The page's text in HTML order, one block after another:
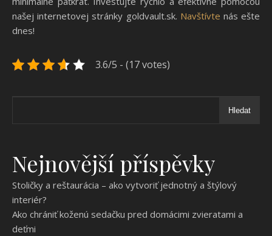
našej internetovej stránky goldvault.sk. Navštívte nás ešte
dnes!
3.6/5 - (17 votes)
Hledat
Nejnovější příspěvky
Stoličky a reštaurácia – ako vytvoriť jednotný a štýlový
interiér?
Ako chrániť koženú sedačku pred domácimi zvieratami a
deťmi